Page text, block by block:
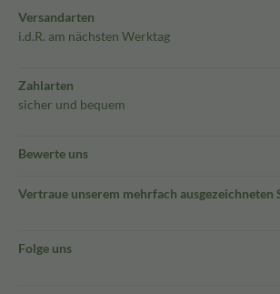
Versandarten
i.d.R. am nächsten Werktag
Zahlarten
sicher und bequem
Bewerte uns
Vertraue unserem mehrfach ausgezeichneten
Folge uns